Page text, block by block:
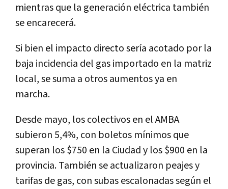
mientras que la generación eléctrica también
se encarecerá.
Si bien el impacto directo sería acotado por la
baja incidencia del gas importado en la matriz
local, se suma a otros aumentos ya en
marcha.
Desde mayo, los colectivos en el AMBA
subieron 5,4%, con boletos mínimos que
superan los $750 en la Ciudad y los $900 en la
provincia. También se actualizaron peajes y
tarifas de gas, con subas escalonadas según el